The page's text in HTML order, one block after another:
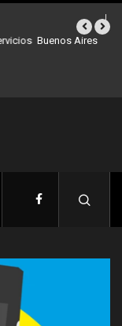
ya son 90 en toda la